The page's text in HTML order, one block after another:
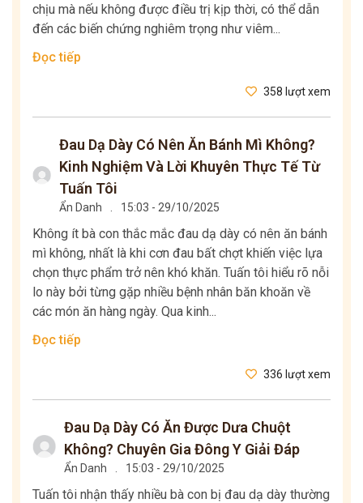
chịu mà nếu không được điều trị kịp thời, có thể dẫn
đến các biến chứng nghiêm trọng như viêm...
Đọc tiếp
358 lượt xem
Đau Dạ Dày Có Nên Ăn Bánh Mì Không?
Kinh Nghiệm Và Lời Khuyên Thực Tế Từ
Tuấn Tôi
Ẩn Danh 15:03 - 29/10/2025
Không ít bà con thắc mắc đau dạ dày có nên ăn bánh
mì không, nhất là khi cơn đau bất chợt khiến việc lựa
chọn thực phẩm trở nên khó khăn. Tuấn tôi hiểu rõ nỗi
lo này bởi từng gặp nhiều bệnh nhân băn khoăn về
các món ăn hàng ngày. Qua kinh...
Đọc tiếp
336 lượt xem
Đau Dạ Dày Có Ăn Được Dưa Chuột
Không? Chuyên Gia Đông Y Giải Đáp
Ẩn Danh 15:03 - 29/10/2025
Tuấn tôi nhận thấy nhiều bà con bị đau dạ dày thường